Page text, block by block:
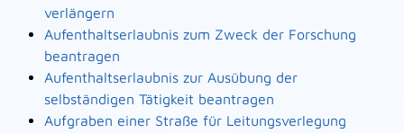
verlängern
Aufenthaltserlaubnis zum Zweck der Forschung
beantragen
Aufenthaltserlaubnis zur Ausübung der
selbständigen Tätigkeit beantragen
Aufgraben einer Straße für Leitungsverlegung